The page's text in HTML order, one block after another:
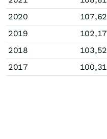
2020
107,62
2019
102,17
2018
103,52
2017
100,31